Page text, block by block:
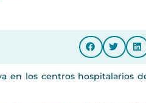
en los centros hospitalarios